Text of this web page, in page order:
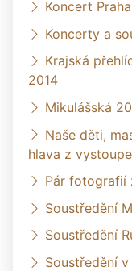
Koncert
Koncerty a
Krajská
2014
Mikulášská
Naše děti,
hlava z
Pár fotografií
Soustředění
Soustředění
Soustředění v